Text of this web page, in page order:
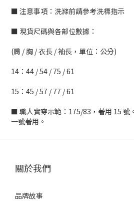
■ 注意事項：洗滌前請參考洗標指示
■ 現貨尺碼與各部位數據：
(肩 / 胸 / 衣長 / 袖長，單位：公分)
14：44 / 54 / 75 / 61
15：45 / 57 / 77 / 61
■ 職人實穿示範：175/83，著用 15 號
一號著用。
關於我們
品牌故事